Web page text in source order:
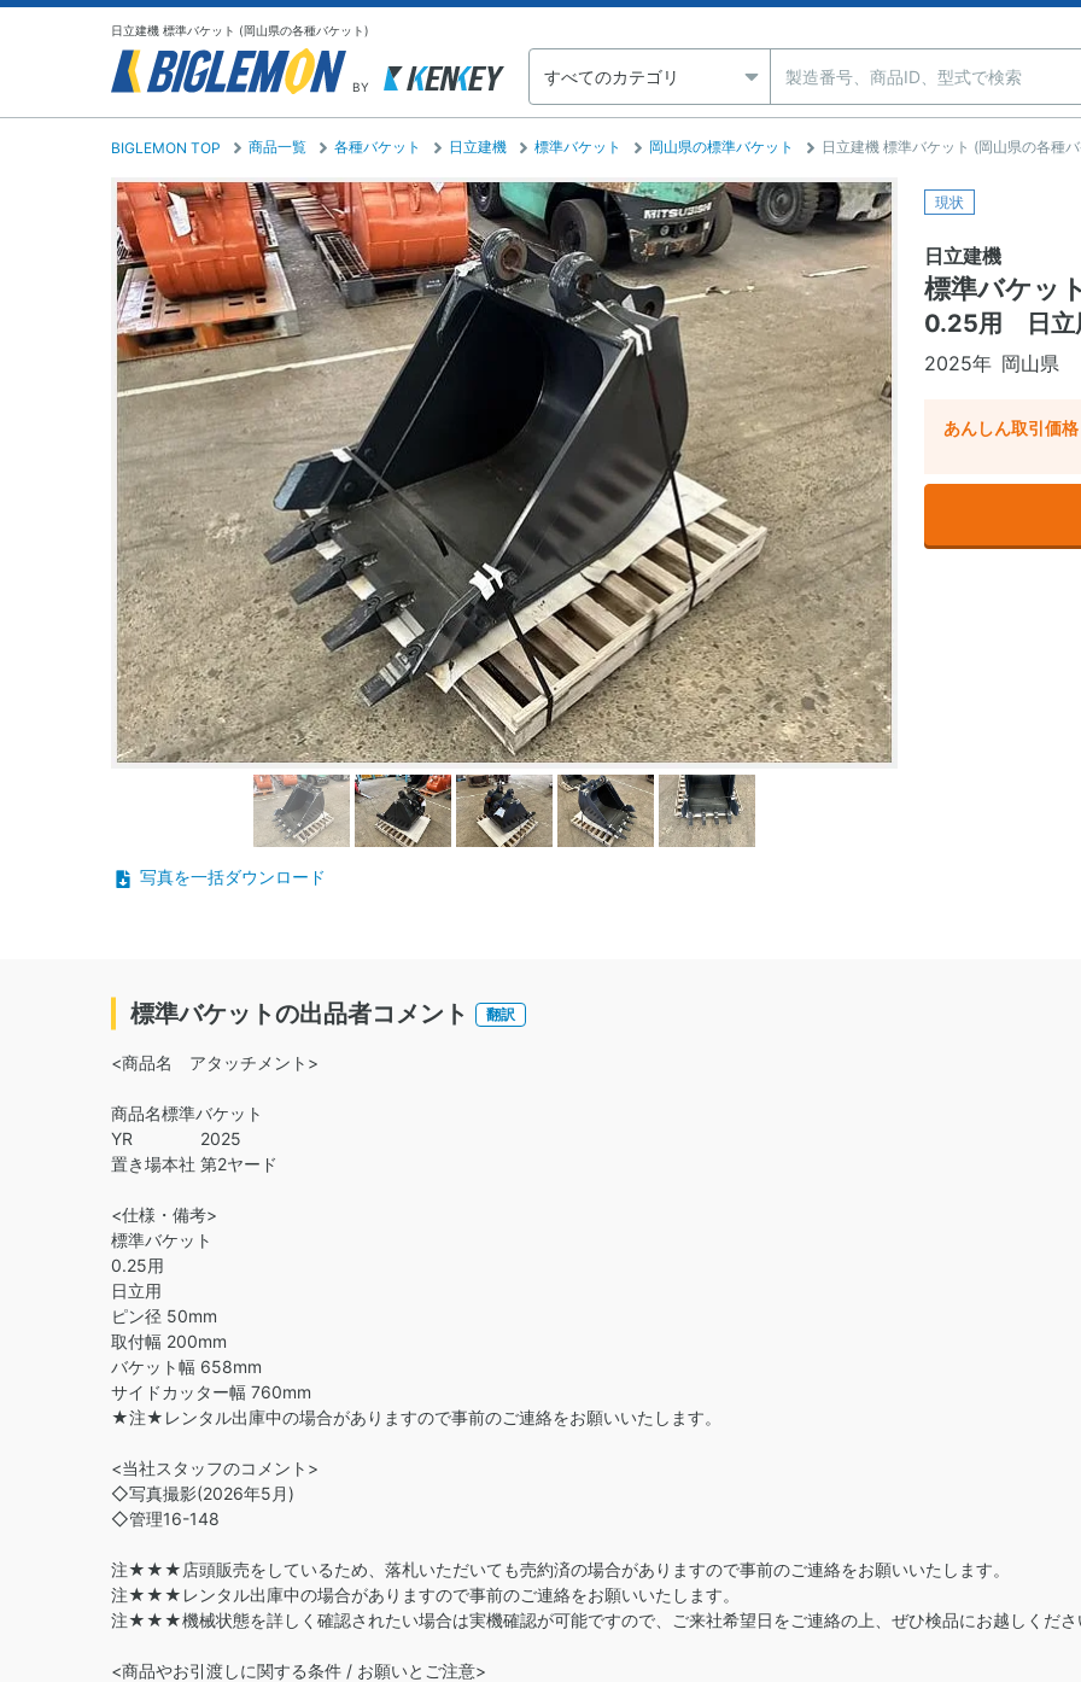
日立建機 標準バケット (岡山県の各種バケット)
BY
BIGLEMON TOP 商品一覧 各種バケット 日立建機 標準バケット 岡山県の標準バケット 日立建機 標準バケット (岡山県の各種
現状
日立建機
標準バケッ
0.25用 日
2025年 岡山県
写真を一括ダウンロード
あんしん取引価格
標準バケットの出品者コメント 翻訳
<商品名 アタッチメント>
商品名標準バケット
YR 2025
置き場本社 第2ヤード
<仕様・備考>
標準バケット
0.25用
日立用
ピン径 50mm
取付幅 200mm
バケット幅 658mm
サイドカッター幅 760mm
★注★レンタル出庫中の場合がありますので事前のご連絡をお願いいたします。
<当社スタッフのコメント>
◇写真撮影(2026年5月)
◇管理16-148
注★★★店頭販売をしているため、落札いただいても売約済の場合がありますので事前のご連絡をお願いいたします。
注★★★レンタル出庫中の場合がありますので事前のご連絡をお願いいたします。
注★★★機械状態を詳しく確認されたい場合は実機確認が可能ですので、ご来社希望日をご連絡の上、ぜひ検品にお越しくださ
<商品やお引渡しに関する条件 / お願いとご注意>